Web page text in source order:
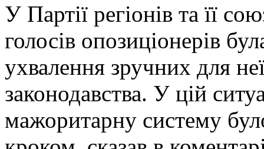
У Партії регіонів та її
голосів опозиціонерів
ухвалення зручних для
законодавства. У цій
мажоритарну систему